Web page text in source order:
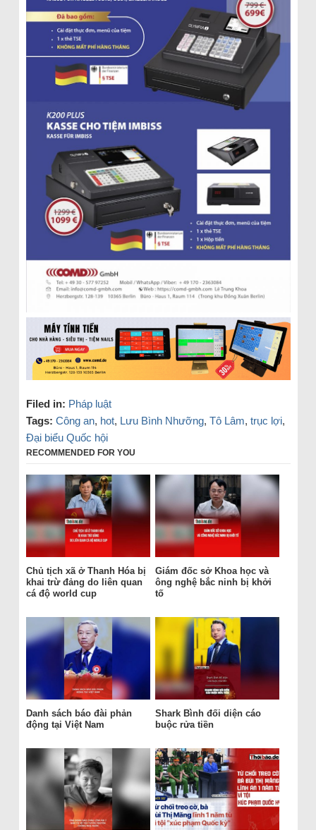
Filed in: Pháp luật
Tags: Công an, hot, Lưu Bình Nhưỡng, Tô Lâm, trục lợi,
Đại biểu Quốc hội
RECOMMENDED FOR YOU
Chủ tịch xã ở Thanh Hóa bị
khai trừ đảng do liên quan
cá độ world cup
Giám đốc sở Khoa học và
ông nghệ bắc ninh bị khởi
tố
Danh sách báo đài phản
động tại Việt Nam
Shark Bình đối diện cáo
buộc rửa tiền